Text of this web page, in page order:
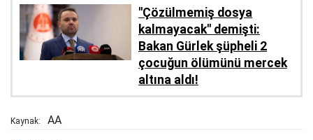
''Çözülmemiş dosya
kalmayacak'' demişti:
Bakan Gürlek şüpheli 2
çocuğun ölümünü mercek
altına aldı!
Kaynak: AA